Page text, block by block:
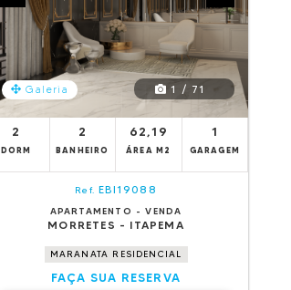
Galeria 1 / 71
2
DORM
2
BANHEIRO
62,19
ÁREA M2
1
GARAGEM
Ref. EBI19088
APARTAMENTO - VENDA
MORRETES - ITAPEMA
MARANATA RESIDENCIAL
FAÇA SUA RESERVA